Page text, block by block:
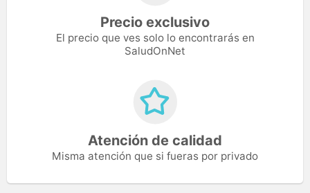
Precio exclusivo
El precio que ves solo lo encontrarás en
SaludOnNet
Atención de calidad
Misma atención que si fueras por privado